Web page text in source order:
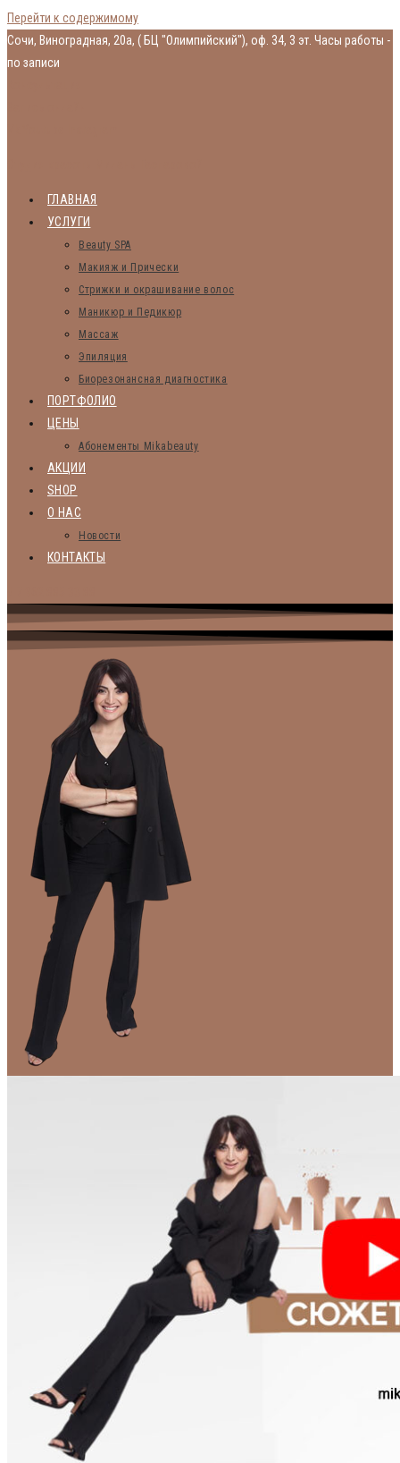
Перейти к содержимому
Сочи, Виноградная, 20а, ( БЦ "Олимпийский"), оф. 34, 3 эт. Часы работы -
по записи
ГЛАВНАЯ
УСЛУГИ
Beauty SPA
Макияж и Прически
Стрижки и окрашивание волос
Маникюр и Педикюр
Массаж
Эпиляция
Биорезонансная диагностика
ПОРТФОЛИО
ЦЕНЫ
Абонементы Mikabeauty
АКЦИИ
SHOP
О НАС
Новости
КОНТАКТЫ